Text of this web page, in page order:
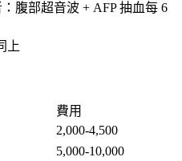
：腹部超音波 + AFP 抽血每 6
上
費用
2,000-4,500
5,000-10,000